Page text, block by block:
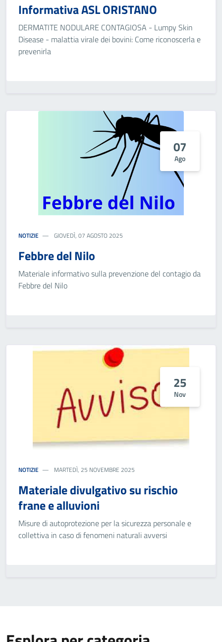
Informativa ASL ORISTANO
DERMATITE NODULARE CONTAGIOSA - Lumpy Skin
Disease - malattia virale dei bovini: Come riconoscerla e
prevenirla
07
Ago
NOTIZIE GIOVEDÌ, 07 AGOSTO 2025
Febbre del Nilo
Materiale informativo sulla prevenzione del contagio da
Febbre del Nilo
25
Nov
NOTIZIE MARTEDÌ, 25 NOVEMBRE 2025
Materiale divulgativo su rischio
frane e alluvioni
Misure di autoprotezione per la sicurezza personale e
collettiva in caso di fenomeni naturali avversi